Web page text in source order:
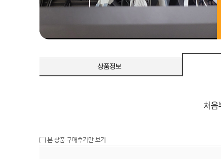
본 상품 구매후기만 보기